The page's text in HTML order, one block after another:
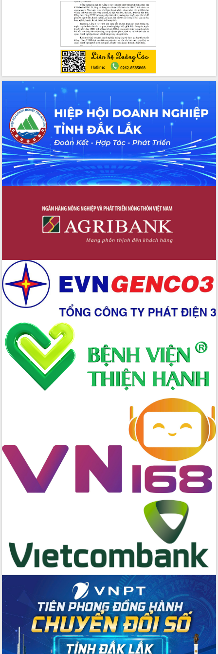
Tổ chức trang trọng Lễ hội Đền thờ
Lương Văn Chánh năm 2026
Phó Bí thư Tỉnh ủy Đắk Lắk Đỗ Hữu
Huy giữ chức Bí thư Đảng ủy Ủy Ban
Bệnh án điện tử thúc đẩy chuyển đổi
số y tế tại Đắk Lắk
Chuyển đổi số thư viện: Mở rộng
không gian tri thức trong thời đại số
Đánh giá, rút kinh nghiệm công tác tổ
chức diễn tập trước ngày bầu cử
Chương trình “Gặp gỡ hữu nghị –
Friendship Meeting New Year 2026”
Bầu cử Quốc hội và HĐND: Cử tri Đắk
Lắk gửi gắm niềm tin, kỳ vọng vào lá
phiếu
khóa XVI và HĐND các cấp nhiệm kỳ
Đảm bảo cuộc bầu cử đại biểu Quốc
hội và đại biểu HĐND các cấp diễn ra
Thủ tướng Chính phủ Phạm Minh Chính
kiểm tra, chỉ đạo hoàn thành các dự
án cao tốc và thăm khu tái định cư tại
Đắk Lắk
Sôi nổi Hội đua ngựa truyền thống Gò
Thì Thùng mừng Xuân Bính Ngọ 2026
Lãnh đạo tỉnh dâng hương tưởng niệm
tại Đập Đồng Cam đầu Xuân Bính Ngọ
Ngành nông nghiệp phấn đấu tăng
trưởng đạt 5,86% trong năm 2026
UBND tỉnh Đắk Lắk triển khai công tác
quốc phòng, quân sự địa phương năm
chúc mừng các bệnh viện nhân Ngày
Thầy thuốc Việt Nam
Rộn ràng lễ hội truyền thống Sông
nước Đà Nông lần thứ I năm 2026
Kỳ họp Chuyên đề lần thứ Năm, HĐND
2026-2031
Phát động hai phong trào thi đua quan
trọng trong kỷ nguyên mới
Hội nghị lần thứ tư Ban Chỉ đạo công
Hội nghị Báo cáo viên Trung ương
tháng 01/2026
Phó Thủ tướng Hồ Quốc Dũng đánh giá
cao kết quả Chiến dịch Quang Trung
tại Đắk Lắk